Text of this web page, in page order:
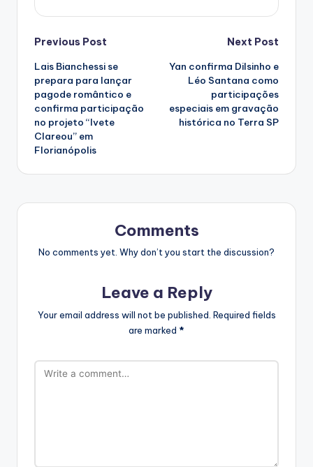
Post
navigation
Previous Post
Lais Bianchessi se
prepara para lançar
pagode romântico e
confirma participação
no projeto “Ivete
Clareou” em
Florianópolis
Next Post
Yan confirma Dilsinho e
Léo Santana como
participações
especiais em gravação
histórica no Terra SP
Comments
No comments yet. Why don’t you start the discussion?
Leave a Reply
Your email address will not be published. Required fields
are marked *